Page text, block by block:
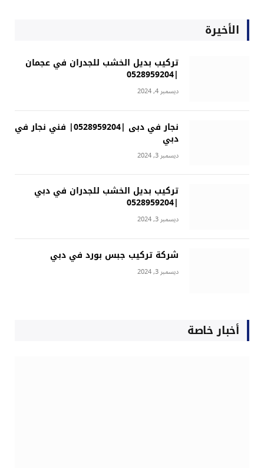
الأخيرة
تركيب بديل الخشب للجدران في عجمان
|0528959204
ديسمبر 4, 2024
نجار في دبى |0528959204| فني نجار في
دبي
ديسمبر 3, 2024
تركيب بديل الخشب للجدران في دبي
|0528959204
ديسمبر 3, 2024
شركة تركيب جبس بورد في دبي
ديسمبر 3, 2024
أخبار خاصة